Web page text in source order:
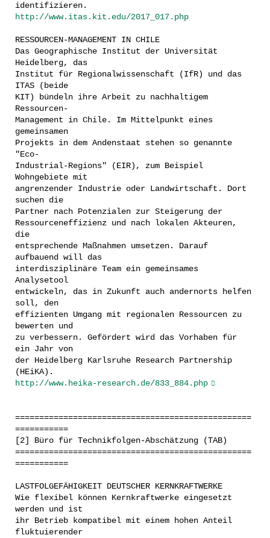
identifizieren.
http://www.itas.kit.edu/2017_017.php
RESSOURCEN-MANAGEMENT IN CHILE
Das Geographische Institut der Universität
Heidelberg, das
Institut für Regionalwissenschaft (IfR) und das
ITAS (beide
KIT) bündeln ihre Arbeit zu nachhaltigem
Ressourcen-
Management in Chile. Im Mittelpunkt eines
gemeinsamen
Projekts in dem Andenstaat stehen so genannte
"Eco-
Industrial-Regions" (EIR), zum Beispiel
Wohngebiete mit
angrenzender Industrie oder Landwirtschaft. Dort
suchen die
Partner nach Potenzialen zur Steigerung der
Ressourceneffizienz und nach lokalen Akteuren,
die
entsprechende Maßnahmen umsetzen. Darauf
aufbauend will das
interdisziplinäre Team ein gemeinsames
Analysetool
entwickeln, das in Zukunft auch andernorts helfen
soll, den
effizienten Umgang mit regionalen Ressourcen zu
bewerten und
zu verbessern. Gefördert wird das Vorhaben für
ein Jahr von
der Heidelberg Karlsruhe Research Partnership
(HEiKA).
http://www.heika-research.de/833_884.php
=================================================
===========
[2] Büro für Technikfolgen-Abschätzung (TAB)
=================================================
===========
LASTFOLGEFÄHIGKEIT DEUTSCHER KERNKRAFTWERKE
Wie flexibel können Kernkraftwerke eingesetzt
werden und ist
ihr Betrieb kompatibel mit einem hohen Anteil
fluktuierender